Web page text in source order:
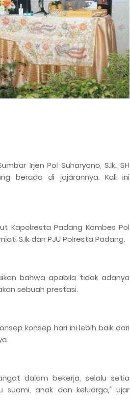
Irjen Pol Suharyono, S.Ik. SH
berada di jajarannya. Kali ini
Kapolresta Padang Kombes Pol
S.Ik dan PJU Polresta Padang.
bahwa apabila tidak adanya
sebuah prestasi.
konsep hari ini lebih baik dari
dalam bekerja, selalu setia
anak dan keluarga," ujar